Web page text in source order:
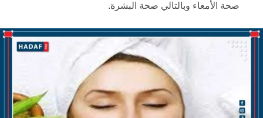
صحة الأمعاء وبالتالي صحة البشرة.